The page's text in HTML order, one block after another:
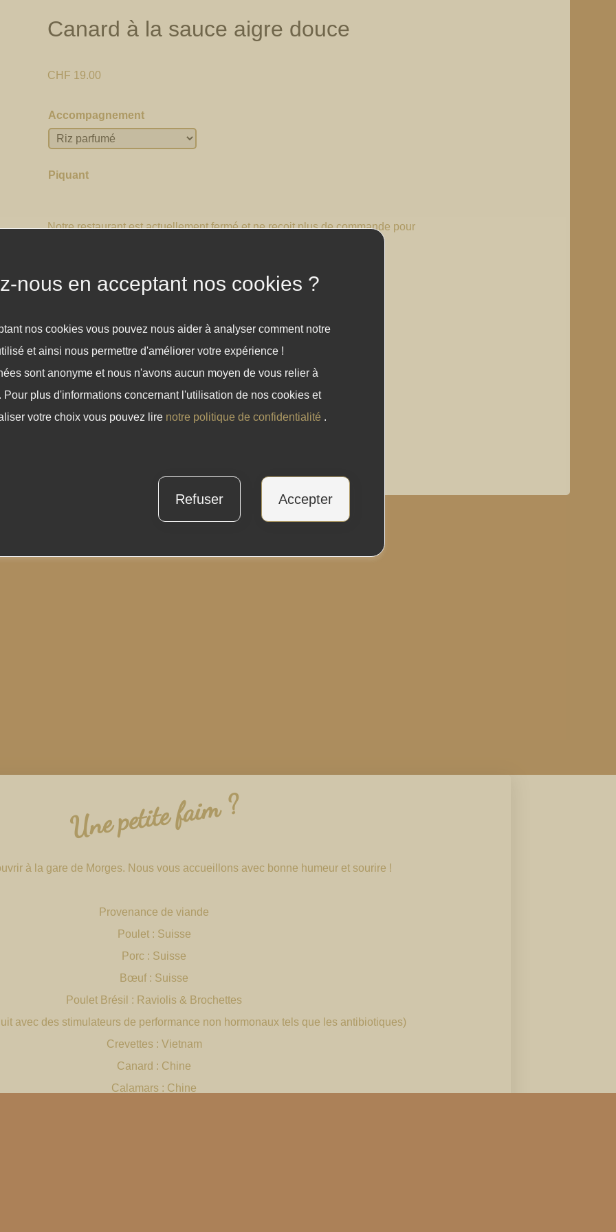
Canard à la sauce aigre douce
CHF 19.00
Accompagnement
Piquant
Notre restaurant est actuellement fermé et ne reçoit plus de commande pour
nous en acceptant nos cookies ?
nos cookies vous pouvez nous aider à analyser comment notre
et ainsi nous permettre d'améliorer votre expérience !
sont anonyme et nous n'avons aucun moyen de vous relier à
Pour plus d'informations concernant l'utilisation de nos cookies et
votre choix vous pouvez lire notre politique de confidentialité .
Refuser Accepter
Une petite faim ?
à la gare de Morges. Nous vous accueillons avec bonne humeur et sourire !
Provenance de viande
Poulet : Suisse
Porc : Suisse
Bœuf : Suisse
Poulet Brésil : Raviolis & Brochettes
avec des stimulateurs de performance non hormonaux tels que les antibiotiques)
Crevettes : Vietnam
Canard : Chine
Calamars : Chine